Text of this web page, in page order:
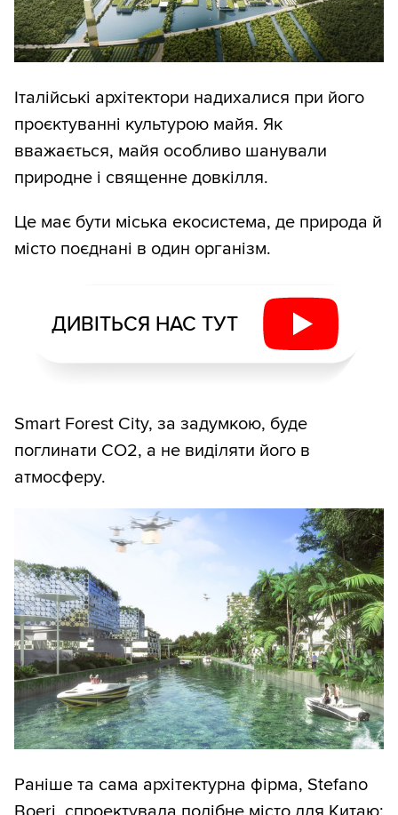
Італійські архітектори надихалися при його
проєктуванні культурою майя. Як
вважається, майя особливо шанували
природне і священне довкілля.
Це має бути міська екосистема, де природа й
місто поєднані в один організм.
ДИВІТЬСЯ НАС ТУТ
Smart Forest City, за задумкою, буде
поглинати СО2, а не виділяти його в
атмосферу.
Раніше та сама архітектурна фірма, Stefano